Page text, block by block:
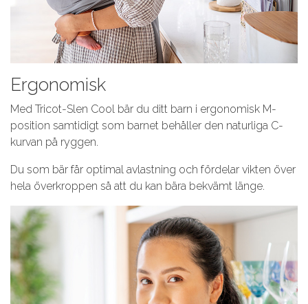
Ergonomisk
Med Tricot-Slen Cool bär du ditt barn i ergonomisk M-
position samtidigt som barnet behåller den naturliga C-
kurvan på ryggen.
Du som bär får optimal avlastning och fördelar vikten över
hela överkroppen så att du kan bära bekvämt länge.